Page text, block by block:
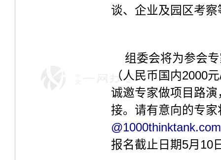
谈、企业及园区考察
组委会将为参会专
（人民币国内2000
诚邀专家做项目路
接。请有意向的专家
@1000thinktank.com
报名截止日期5月10